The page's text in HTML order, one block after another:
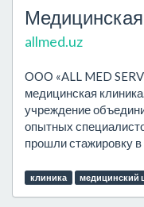
allmed.uz
ООО «ALL MED
медицинская
учреждение
опытных
прошли стажировку
клиника медицинский